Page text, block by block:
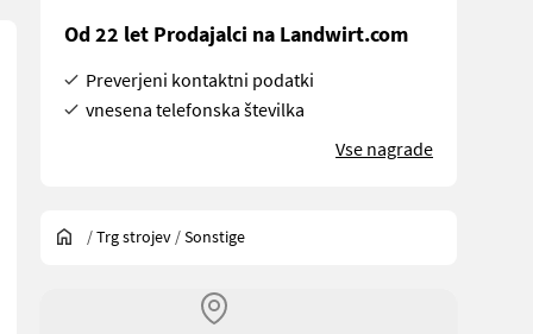
Od 22 let Prodajalci na Landwirt.com
Preverjeni kontaktni podatki
vnesena telefonska številka
Vse nagrade
/Trg strojev /Sonstige